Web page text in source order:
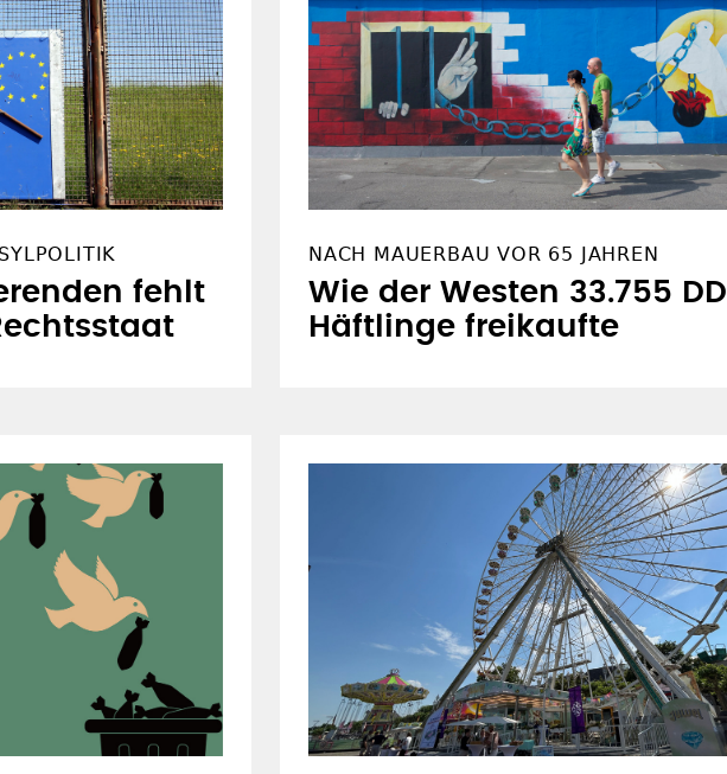
fehlt
NACH MAUERBAU VOR 65 JAHREN
Wie der Westen 33.755
Häftlinge freikaufte